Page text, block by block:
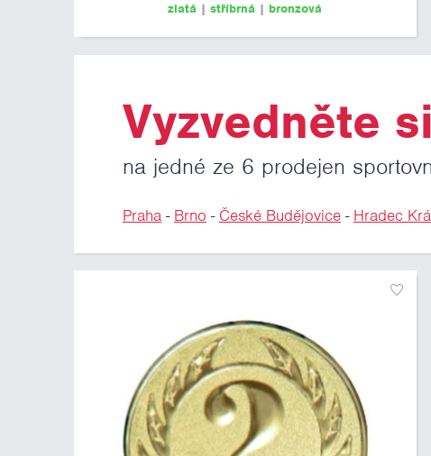
zlatá |stříbrná | bronzová
Vyzvedněte
na jedné ze 6 prodejen
Praha- Brno - České Budějovice- Hradec